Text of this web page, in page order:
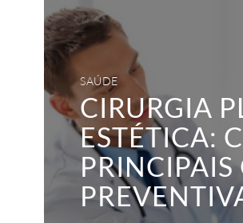
principais
orientações
preventivas
SAÚDE
CIRURGIA
ESTÉTICA:
PRINCIPAIS